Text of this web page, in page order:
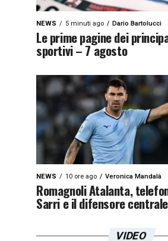
NEWS 5 minuti ago Dario Bartolucci
Le prime pagine dei
sportivi – 7 agosto
NEWS 10 ore ago Veronica Mandalà
Romagnoli Atalanta,
Sarri e il difensore centrale
VIDEO